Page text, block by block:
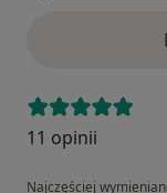
11 opinii
Najczęściej